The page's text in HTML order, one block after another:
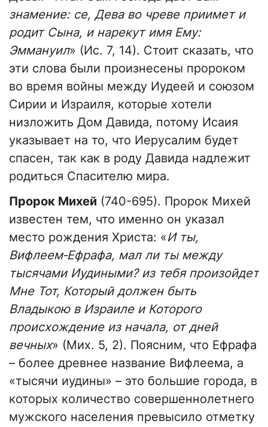
знамение: се, Дева во чреве приимет и
родит Сына, и нарекут имя Ему:
Эммануил» (Ис. 7, 14). Стоит сказать, что
эти слова были произнесены пророком
во время войны между Иудеей и союзом
Сирии и Израиля, которые хотели
низложить Дом Давида, потому Исаия
указывает на то, что Иерусалим будет
спасен, так как в роду Давида надлежит
родиться Спасителю мира.
Пророк Михей (740-695). Пророк Михей
известен тем, что именно он указал
место рождения Христа: «И ты,
Вифлеем‐Ефрафа, мал ли ты между
тысячами Иудиными? из тебя произойдет
Мне Тот, Который должен быть
Владыкою в Израиле и Которого
происхождение из начала, от дней
вечных» (Мих. 5, 2). Поясним, что Ефрафа
– более древнее название Вифлеема, а
«тысячи иудины» – это большие города, в
которых количество совершеннолетнего
мужского населения превысило отметку